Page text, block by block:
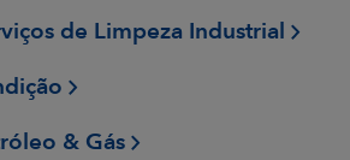
de Limpeza Industrial
& Gás